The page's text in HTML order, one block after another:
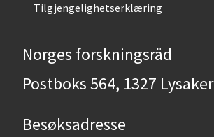
Tilgjengelighetserklæring
Norges forskningsråd
Postboks 564, 1327 Lysaker
Besøksadresse